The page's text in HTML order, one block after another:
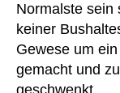
Normalste sein
keiner
Gewese um
gemacht und
geschwenkt.